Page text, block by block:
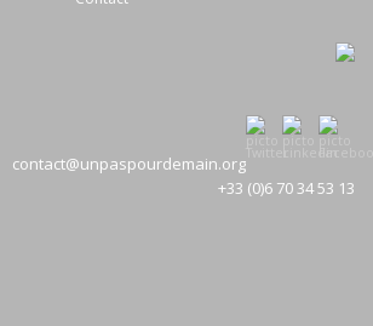
contact@unpaspourdemain.org
+33 (0)6 70 34 53 13